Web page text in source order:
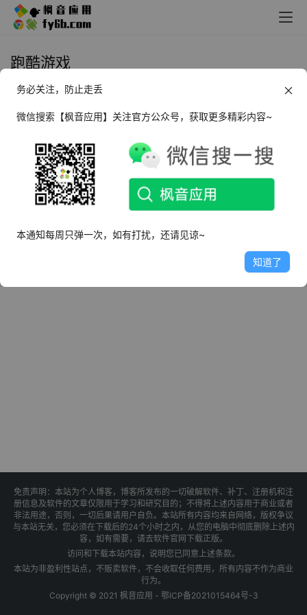
跑酷游戏
_v2.0
2024年2月20日
免责声明：本站为个人博客，博客所发布的一切破解软件、补丁、注册机和注
册信息及软件的文章仅限用于学习和研究目的；不得将上述内容用于商业或者
非法用途，否则，一切后果请用户自负。本站所有内容均来自网络，版权争议
与本站无关，您必须在下载后的24个小时之内，从您的电脑中彻底删除上述内
容，如有需要，请去软件官网下载正版。
访问和下载本站内容，说明您已同意上述条款。
本站为非盈利性站点，不贩卖软件，不会收取任何费用，所有内容不作为商业
行为。
Copyright © 2021 枫音应用 - 鄂ICP备2021015464号-3
务必关注，防止走丢
微信搜索【枫音应用】关注官方公众号，获取更多精彩内容~
本通知每周只弹一次，如有打扰，还请见谅~
知道了